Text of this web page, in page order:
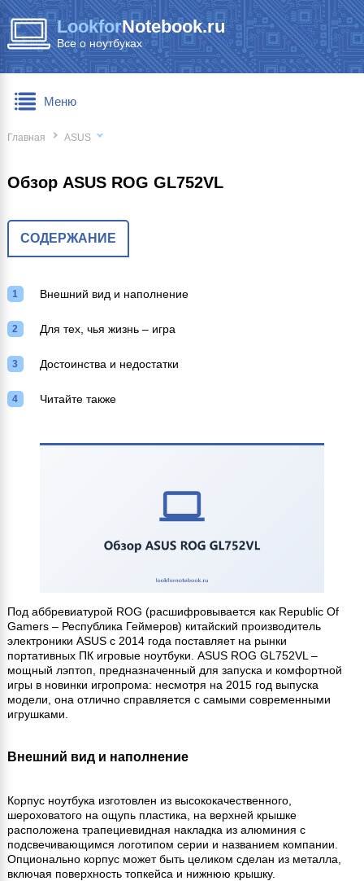
LookforNotebook.ru
Все о ноутбуках
Главная ASUS
Обзор ASUS ROG GL752VL
СОДЕРЖАНИЕ
Внешний вид и наполнение
Для тех, чья жизнь – игра
Достоинства и недостатки
Читайте также
Под аббревиатурой ROG (расшифровывается как Republic Of
Gamers – Республика Геймеров) китайский производитель
электроники ASUS с 2014 года поставляет на рынки
портативных ПК игровые ноутбуки. ASUS ROG GL752VL –
мощный лэптоп, предназначенный для запуска и комфортной
игры в новинки игропрома: несмотря на 2015 год выпуска
модели, она отлично справляется с самыми современными
игрушками.
Внешний вид и наполнение
Корпус ноутбука изготовлен из высококачественного,
шероховатого на ощупь пластика, на верхней крышке
расположена трапециевидная накладка из алюминия с
подсвечивающимся логотипом серии и названием компании.
Опционально корпус может быть целиком сделан из металла,
включая поверхность топкейса и нижнюю крышку.
Меню